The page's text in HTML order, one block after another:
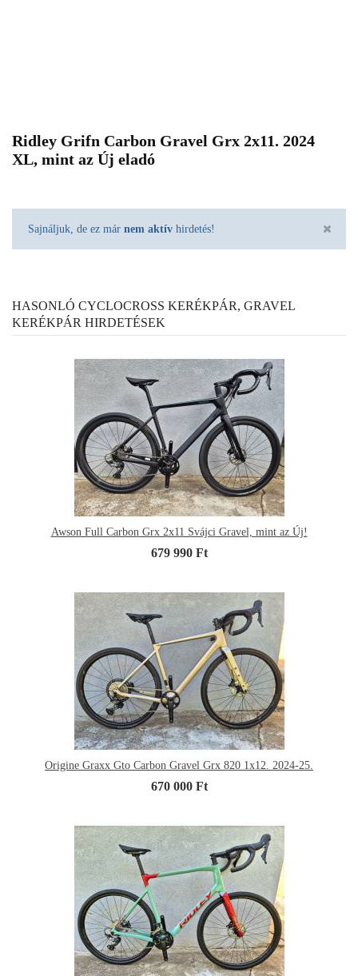
Ridley Grifn Carbon Gravel Grx 2x11. 2024
XL, mint az Új eladó
Sajnáljuk, de ez már nem aktív hirdetés!
HASONLÓ CYCLOCROSS KERÉKPÁR, GRAVEL
KERÉKPÁR HIRDETÉSEK
Awson Full Carbon Grx 2x11 Svájci Gravel, mint az Új!
679 990 Ft
Origine Graxx Gto Carbon Gravel Grx 820 1x12. 2024-25.
670 000 Ft